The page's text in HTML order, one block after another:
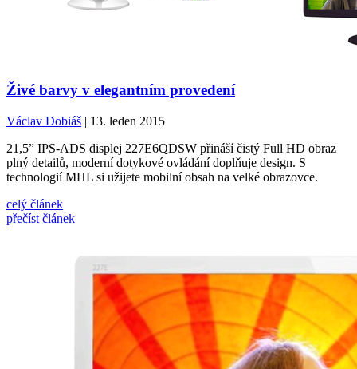
Živé barvy v elegantním provedení
Václav Dobiáš | 13. leden 2015
21,5” IPS-ADS displej 227E6QDSW přináší čistý Full HD obraz
plný detailů, moderní dotykové ovládání doplňuje design. S
technologií MHL si užijete mobilní obsah na velké obrazovce.
celý článek
přečíst článek